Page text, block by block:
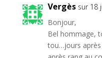
Vergès sur 18
Bonjour,
Bel hommage,
tou…jours après